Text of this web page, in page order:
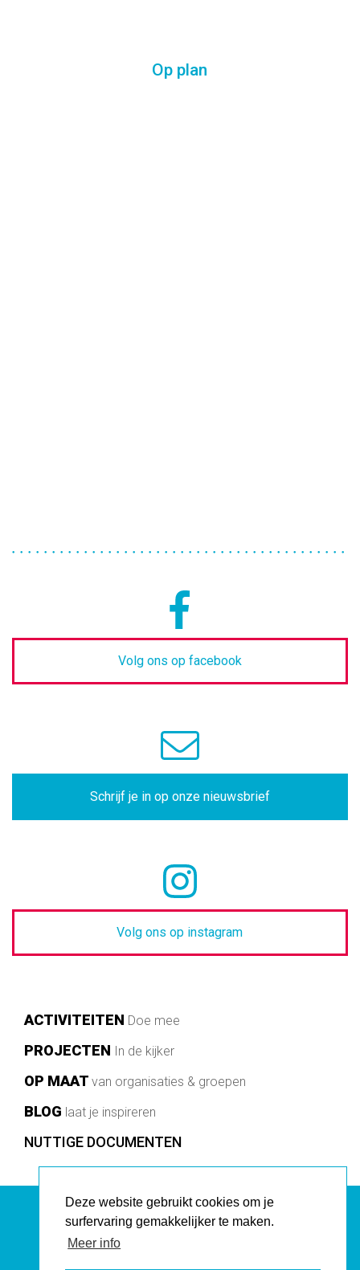
Deze website gebruikt cookies om je
surfervaring gemakkelijker te maken.
Meer info
Op plan
Volg ons op facebook
Schrijf je in op onze nieuwsbrief
Volg ons op instagram
Main
ACTIVITEITEN Doe mee
PROJECTEN In de kijker
OP MAAT van organisaties & groepen
BLOG laat je inspireren
Footer
NUTTIGE DOCUMENTEN
AVANSA CITIZENNE vzw
Vlaamsesteenweg 198, 1000 Brussel E:
avansa-citizenne.be